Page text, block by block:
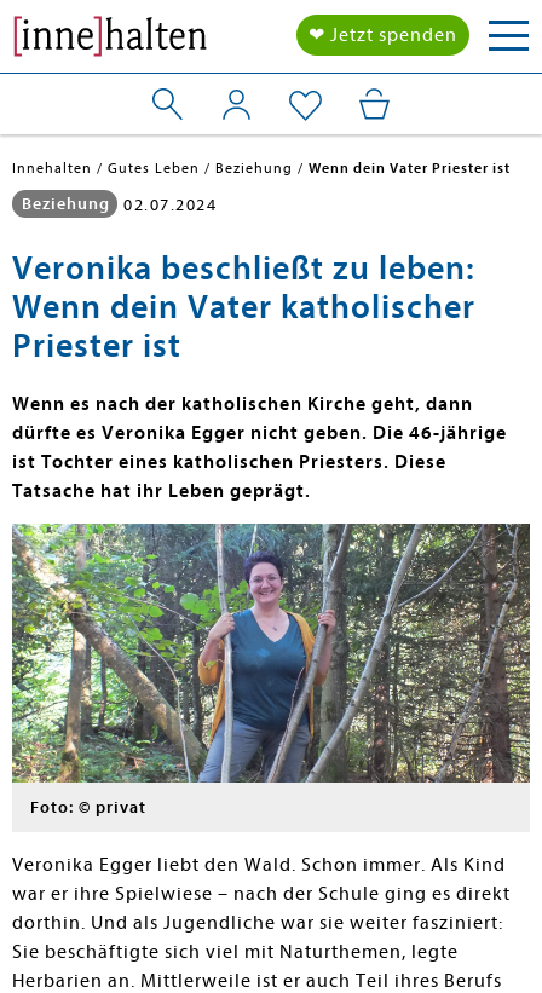
❤ Jetzt spenden
Innehalten Gutes Leben Beziehung Wenn dein Vater Priester ist
Beziehung 02.07.2024
Veronika beschließt zu leben:
Wenn dein Vater katholischer
Priester ist
Wenn es nach der katholischen Kirche geht, dann
dürfte es Veronika Egger nicht geben. Die 46-jährige
ist Tochter eines katholischen Priesters. Diese
Tatsache hat ihr Leben geprägt.
Foto: © privat
Veronika Egger liebt den Wald. Schon immer. Als Kind
war er ihre Spielwiese – nach der Schule ging es direkt
dorthin. Und als Jugendliche war sie weiter fasziniert:
Sie beschäftigte sich viel mit Naturthemen, legte
Herbarien an. Mittlerweile ist er auch Teil ihres Berufs